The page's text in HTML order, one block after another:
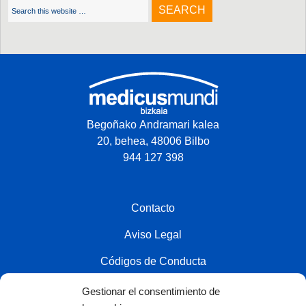
Gestionar el consentimiento de
Begoñako Andramari kalea
20, behea, 48006 Bilbo
944 127 398
Contacto
Aviso Legal
Códigos de Conducta
Política de privacidad